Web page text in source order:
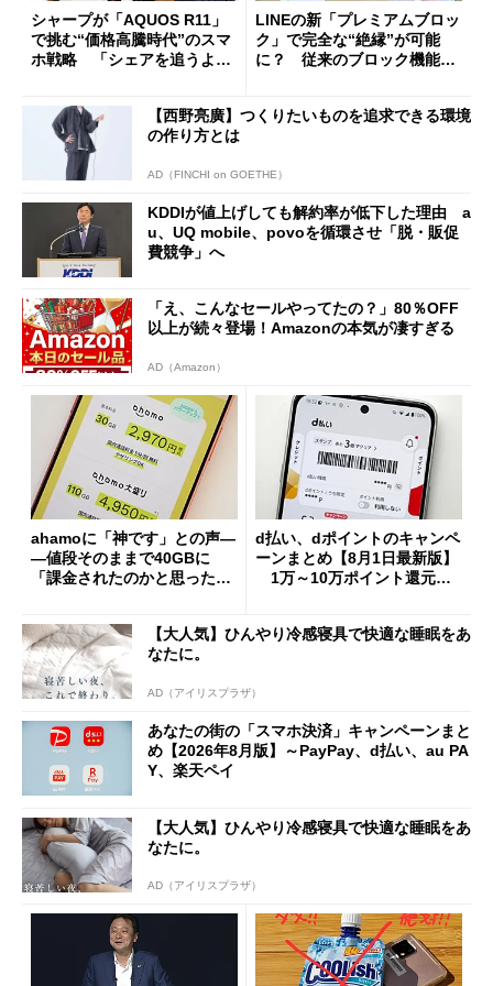
シャープが「AQUOS R11」
で挑む“価格高騰時代”のスマ
ホ戦略 「シェアを追うより
LINEの新「プレミアムブロッ
ク」で完全な“絶縁”が可能
に？ 従来のブロック機能と
【西野亮廣】つくりたいものを追求できる環境
の作り方とは
AD（FINCHI on GOETHE）
KDDIが値上げしても解約率が低下した理由 a
u、UQ mobile、povoを循環させ「脱・販促
費競争」へ
「え、こんなセールやってたの？」80％OFF
以上が続々登場！Amazonの本気が凄すぎる
AD（Amazon）
ahamoに「神です」との声―
―値段そのままで40GBに
「課金されたのかと思った」
d払い、dポイントのキャンペ
ーンまとめ【8月1日最新版】
1万～10万ポイント還元の
【大人気】ひんやり冷感寝具で快適な睡眠をあ
なたに。
AD（アイリスプラザ）
あなたの街の「スマホ決済」キャンペーンまと
め【2026年8月版】～PayPay、d払い、au PA
Y、楽天ペイ
【大人気】ひんやり冷感寝具で快適な睡眠をあ
なたに。
AD（アイリスプラザ）